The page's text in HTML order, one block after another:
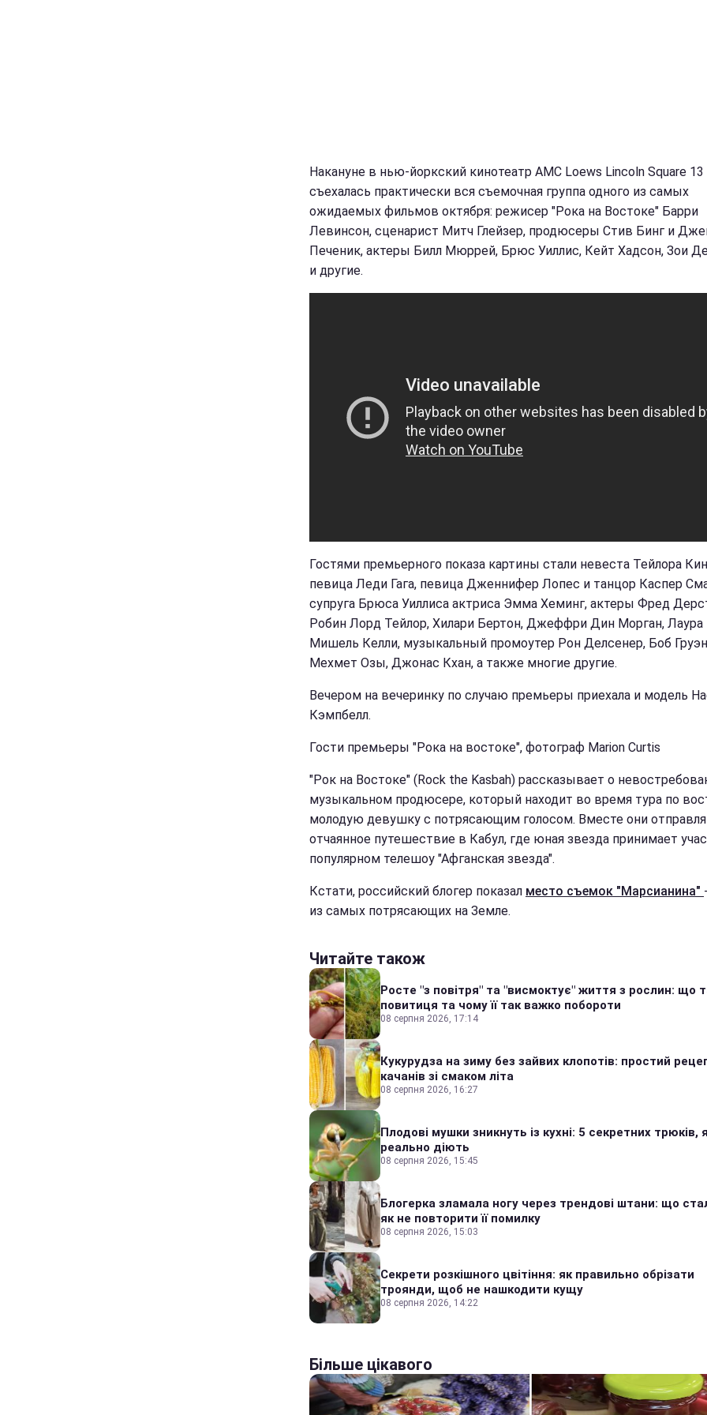
Накануне в нью-йоркский кинотеатр AMC Loews Lincoln Square 13
съехалась практически вся съемочная группа одного из самых
ожидаемых фильмов октября: режисер "Рока на Востоке" Барри
Левинсон, сценарист Митч Глейзер, продюсеры Стив Бинг и
Печеник, актеры Билл Мюррей, Брюс Уиллис, Кейт Хадсон, Зои
и другие.
Гостями премьерного показа картины стали невеста Тейлора
певица Леди Гага, певица Дженнифер Лопес и танцор Каспер
супруга Брюса Уиллиса актриса Эмма Хеминг, актеры Фред
Робин Лорд Тейлор, Хилари Бертон, Джеффри Дин Морган, Лаура
Мишель Келли, музыкальный промоутер Рон Делсенер, Боб
Мехмет Озы, Джонас Кхан, а также многие другие.
Вечером на вечеринку по случаю премьеры приехала и модель
Кэмпбелл.
Гости премьеры "Рока на востоке", фотограф Marion Curtis
"Рок на Востоке" (Rock the Kasbah) рассказывает о
музыкальном продюсере, который находит во время тура по
молодую девушку с потрясающим голосом. Вместе они
отчаянное путешествие в Кабул, где юная звезда принимает
популярном телешоу "Афганская звезда".
Кстати, российский блогер показал место съемок "Марсианина"
из самых потрясающих на Земле.
Читайте також
Росте "з повітря" та "висмоктує" життя з рослин: що
повитиця та чому її так важко побороти
08 серпня 2026, 17:14
Кукурудза на зиму без зайвих клопотів: простий
качанів зі смаком літа
08 серпня 2026, 16:27
Плодові мушки зникнуть із кухні: 5 секретних трюків,
реально діють
08 серпня 2026, 15:45
Блогерка зламала ногу через трендові штани: що
як не повторити її помилку
08 серпня 2026, 15:03
Секрети розкішного цвітіння: як правильно обрізати
троянди, щоб не нашкодити кущу
08 серпня 2026, 14:22
Більше цікавого